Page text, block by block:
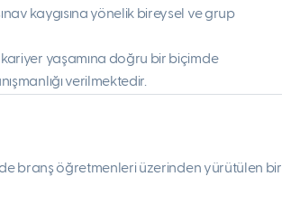
kaygısına yönelik bireysel ve grup
yaşamına doğru bir biçimde
verilmektedir.
branş öğretmenleri üzerinden yürütülen bir